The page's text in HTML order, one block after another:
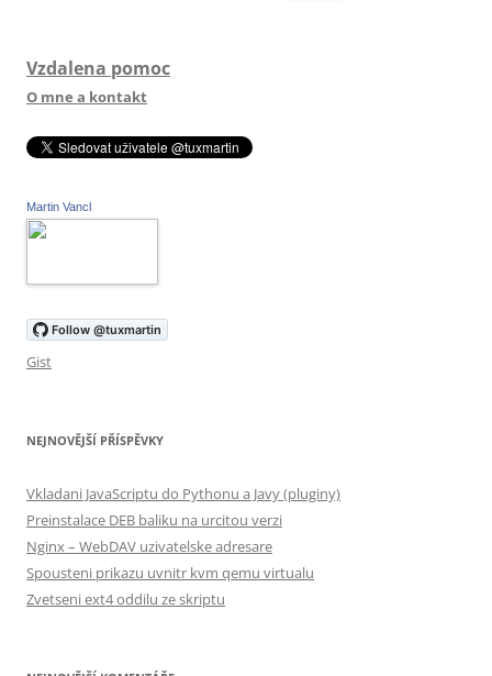
Vzdalena pomoc
O mne a kontakt
Martin Vancl
Gist
NEJNOVĚJŠÍ PŘÍSPĚVKY
Vkladani JavaScriptu do Pythonu a Javy (pluginy)
Preinstalace DEB baliku na urcitou verzi
Nginx – WebDAV uzivatelske adresare
Spousteni prikazu uvnitr kvm qemu virtualu
Zvetseni ext4 oddilu ze skriptu